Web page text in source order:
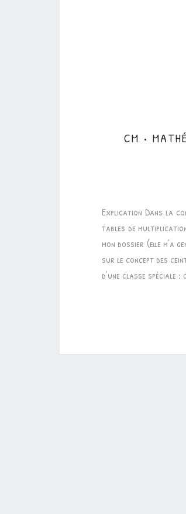
CM •
Explication Dans la
tables de
mon dossier (elle m’a
sur le concept des
d’une classe spéciale :